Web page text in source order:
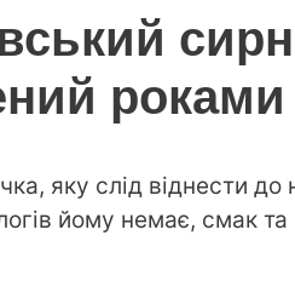
яку слід віднести
йому немає, смак